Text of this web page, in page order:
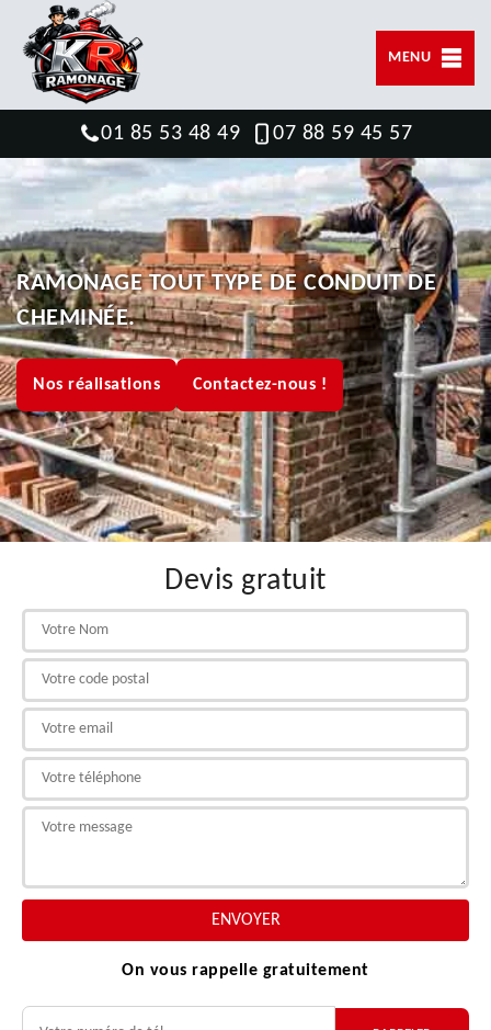
MENU
01 85 53 48 49 07 88 59 45 57
RAMONAGE TOUT TYPE DE CONDUIT DE
CHEMINÉE.
Nos réalisations Contactez-nous !
Devis gratuit
On vous rappelle gratuitement